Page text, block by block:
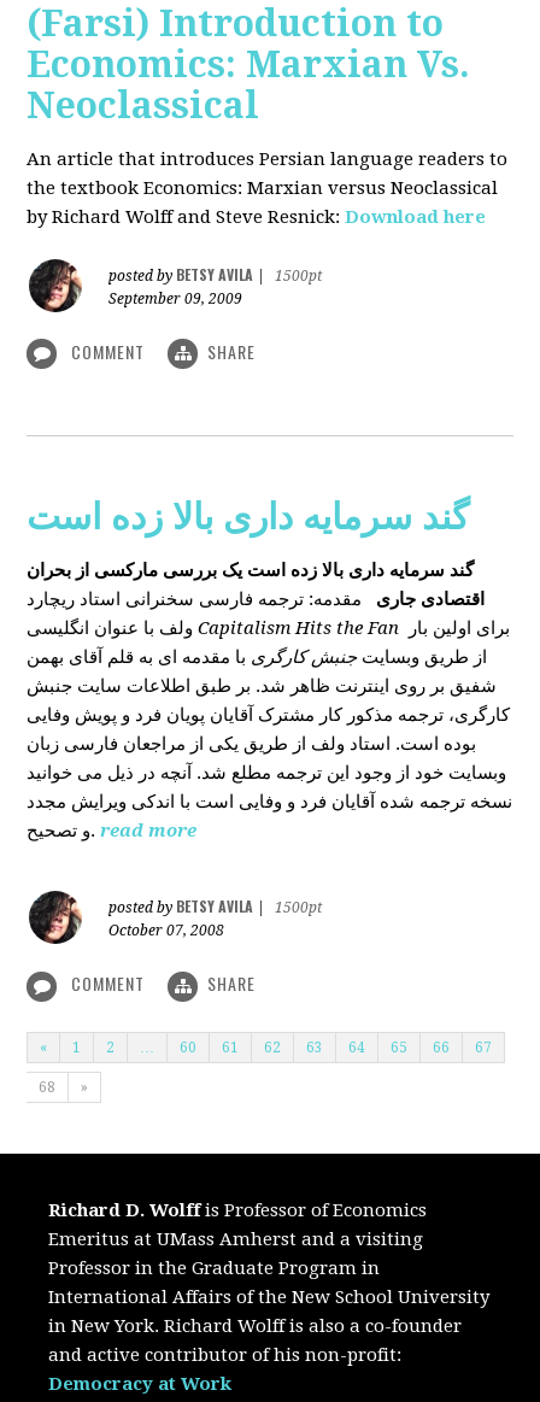
(Farsi) Introduction to
Economics: Marxian Vs.
Neoclassical
An article that introduces Persian language readers to
the textbook Economics: Marxian versus Neoclassical
by Richard Wolff and Steve Resnick:Download here
posted by BETSY AVILA
1500pt
September 09, 2009
COMMENT SHARE
گند سرمایه داری بالا زده است
گند سرمایه داری بالا زده است یک بررسی مارکسی از بحران
اقتصادی جاری
مقدمه: ترجمه فارسی سخنرانی استاد ریچارد
ولف با عنوان انگلیسیCapitalism Hits the Fan
از طریق وبسایتجنبش کارگری با مقدمه ای به قلم آقای بهمن
شفیق بر روی اینترنت ظاهر شد. بر طبق اطلاعات سایت جنبش
کارگری، ترجمه مذکور کار مشترک آقایان پویان فرد و پویش وفایی
بوده است. استاد ولف از طریق یکی از مراجعان فارسی زبان
وبسایت خود از وجود این ترجمه مطلع شد. آنچه در ذیل می خوانید
نسخه ترجمه شده آقایان فرد و وفایی است با اندکی ویرایش مجدد
و تصحیح. read more
posted by BETSY AVILA
1500pt
October 07, 2008
COMMENT SHARE
« 1 2 60 61 62 63 64 65 66 67
68 »
Richard D. Wolffis Professor of Economics
Emeritus at UMass Amherst and a visiting
Professor in the Graduate Program in
International Affairs of the New School University
in New York. Richard Wolff is also a co-founder
and active contributor of his non-profit:
Democracy at Work